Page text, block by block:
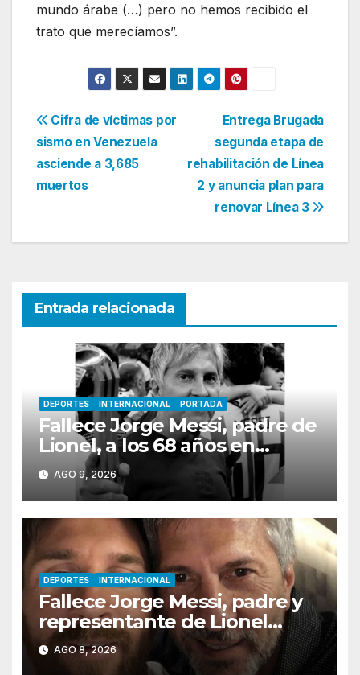
mundo árabe (…) pero no hemos recibido el
trato que merecíamos”.
Navegación
de
entradas
Entrega Brugada
segunda etapa de
rehabilitación de Línea
2 y anuncia plan para
renovar Línea 3
Cifra de víctimas por
sismo en Venezuela
asciende a 3,685
muertos
Entrada relacionada
DEPORTES INTERNACIONAL PORTADA
Fallece Jorge Messi, padre de
Lionel, a los 68 años en
Rosario
AGO 9, 2026
DEPORTES INTERNACIONAL
Fallece Jorge Messi, padre y
representante de Lionel
Messi, en Rosario
AGO 8, 2026